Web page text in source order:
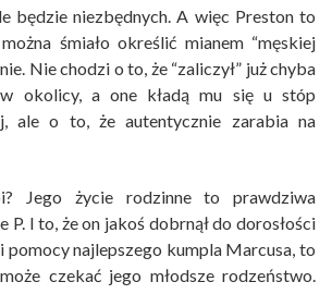
będzie niezbędnych. A więc Preston to
śmiało określić mianem “męskiej
Nie chodzi o to, że “zaliczył” już chyba
okolicy, a one kładą mu się u stóp
ale o to, że autentycznie zarabia na
Jego życie rodzinne to prawdziwa
P. I to, że on jakoś dobrnął do dorosłości
pomocy najlepszego kumpla Marcusa, to
czekać jego młodsze rodzeństwo.